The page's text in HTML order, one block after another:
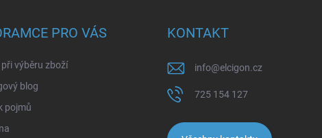
PRO VÁS
při výběru zboží
blog
pojmů
KONTAKT
info@elcigon.cz
725 154 127